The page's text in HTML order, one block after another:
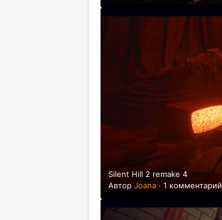
Silent Hill 2 remake 4
Автор Joana· 1 комментарий